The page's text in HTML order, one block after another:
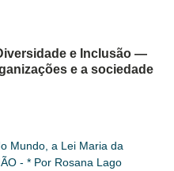
e Inclusão —
e a sociedade